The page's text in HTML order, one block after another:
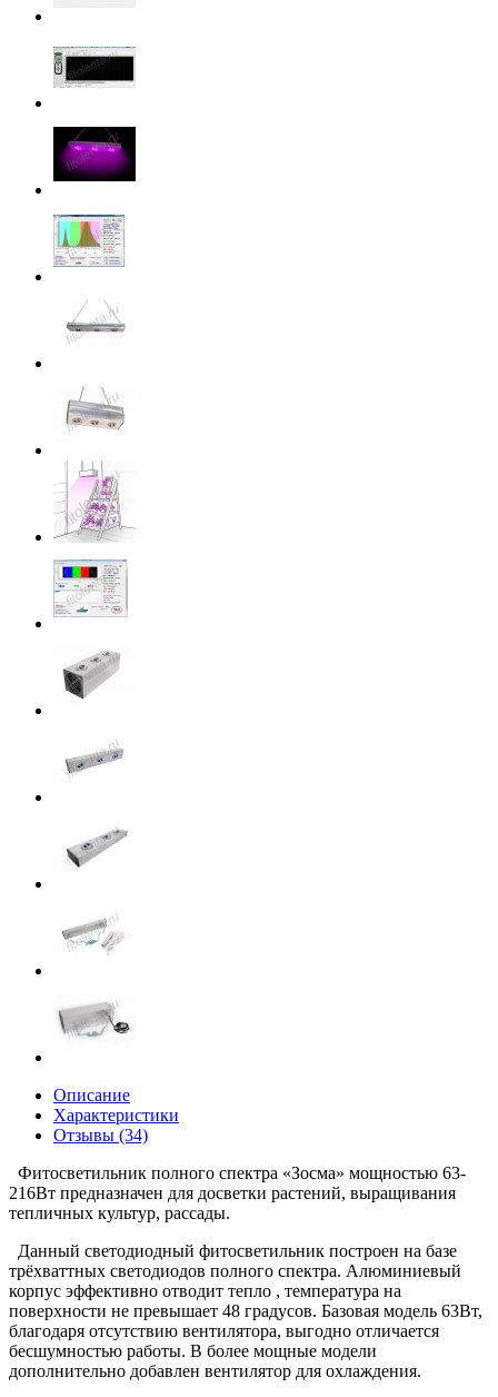
Описание
Характеристики
Отзывы (34)
Фитосветильник полного спектра «Зосма» мощностью 63-
216Вт предназначен для досветки растений, выращивания
тепличных культур, рассады.
Данный светодиодный фитосветильник построен на базе
трёхваттных светодиодов полного спектра. Алюминиевый
корпус эффективно отводит тепло , температура на
поверхности не превышает 48 градусов. Базовая модель 63Вт,
благодаря отсутствию вентилятора, выгодно отличается
бесшумностью работы. В более мощные модели
дополнительно добавлен вентилятор для охлаждения.